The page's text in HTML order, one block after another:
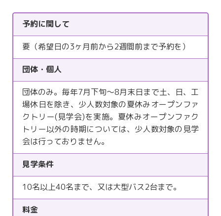
予約に関して
要（希望日の3ヶ月前から2週間前まで予約を）
団体・個人
団体のみ。毎年7月下旬～8月末日まで土、日、工
場休日を除き、少人数対象の夏休みオープンファ
クトリー(見学会)を実施。夏休みオープンファク
トリー以外の時期については、少人数対象の見学
会は行っておりません。
見学条件
10名以上40名まで、又は大型バス2台まで。
料金